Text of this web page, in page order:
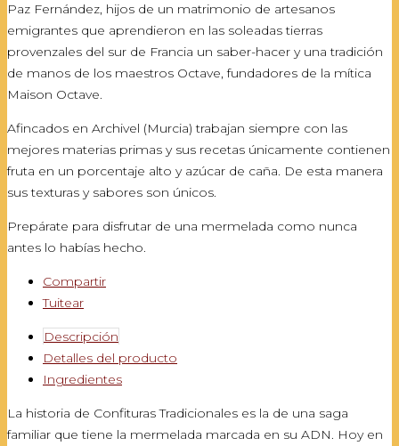
Paz Fernández, hijos de un matrimonio de artesanos
emigrantes que aprendieron en las soleadas tierras
provenzales del sur de Francia un saber-hacer y una tradición
de manos de los maestros Octave, fundadores de la mítica
Maison Octave.
Afincados en Archivel (Murcia) trabajan siempre con las
mejores materias primas y sus recetas únicamente contienen
fruta en un porcentaje alto y azúcar de caña. De esta manera
sus texturas y sabores son únicos.
Prepárate para disfrutar de una mermelada como nunca
antes lo habías hecho.
Compartir
Tuitear
Descripción
Detalles del producto
Ingredientes
La historia de Confituras Tradicionales es la de una saga
familiar que tiene la mermelada marcada en su ADN. Hoy en